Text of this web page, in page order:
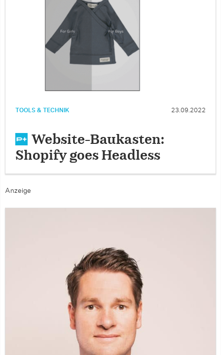
TOOLS & TECHNIK 23.09.2022
Website-Baukasten:
Shopify goes Headless
Anzeige